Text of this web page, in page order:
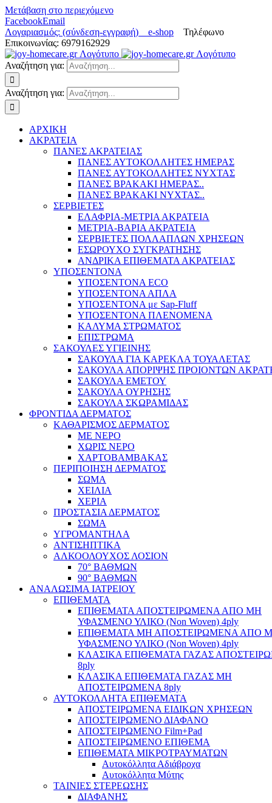
Μετάβαση στο περιεχόμενο
FacebookEmail
Λογαριασμός: (σύνδεση-εγγραφή) e-shop Τηλέφωνο
Επικοινωνίας: 6979162929
Αναζήτηση για:
Αναζήτηση για:
ΑΡΧΙΚΗ
ΑΚΡΑΤΕΙΑ
ΠΑΝΕΣ ΑΚΡΑΤΕΙΑΣ
ΠΑΝΕΣ ΑΥΤΟΚΟΛΛΗΤΕΣ ΗΜΕΡΑΣ
ΠΑΝΕΣ ΑΥΤΟΚΟΛΛΗΤΕΣ ΝΥΧΤΑΣ
ΠΑΝΕΣ ΒΡΑΚΑΚΙ ΗΜΕΡΑΣ..
ΠΑΝΕΣ ΒΡΑΚΑΚΙ ΝΥΧΤΑΣ..
ΣΕΡΒΙΕΤΕΣ
ΕΛΑΦΡΙΑ-ΜΕΤΡΙΑ ΑΚΡΑΤΕΙΑ
ΜΕΤΡΙΑ-ΒΑΡΙΑ ΑΚΡΑΤΕΙΑ
ΣΕΡΒΙΕΤΕΣ ΠΟΛΛΑΠΛΩΝ ΧΡΗΣΕΩΝ
ΕΣΩΡΟΥΧΟ ΣΥΓΚΡΑΤΗΣΗΣ
ΑΝΔΡΙΚΑ ΕΠΙΘΕΜΑΤΑ ΑΚΡΑΤΕΙΑΣ
ΥΠΟΣΕΝΤΟΝΑ
ΥΠΟΣΕΝΤΟΝΑ ECO
ΥΠΟΣΕΝΤΟΝΑ ΑΠΛΑ
ΥΠΟΣΕΝΤΟΝΑ με Sap-Fluff
ΥΠΟΣΕΝΤΟΝΑ ΠΛΕΝΟΜΕΝΑ
ΚΑΛΥΜΑ ΣΤΡΩΜΑΤΟΣ
ΕΠΙΣΤΡΩΜΑ
ΣΑΚΟΥΛΕΣ ΥΓΙΕΙΝΗΣ
ΣΑΚΟΥΛΑ ΓΙΑ ΚΑΡΕΚΛΑ ΤΟΥΑΛΕΤΑΣ
ΣΑΚΟΥΛΑ ΑΠΟΡΙΨΗΣ ΠΡΟΙΟΝΤΩΝ
ΣΑΚΟΥΛΑ ΕΜΕΤΟΥ
ΣΑΚΟΥΛΑ ΟΥΡΗΣΗΣ
ΣΑΚΟΥΛΑ ΣΚΩΡΑΜΙΔΑΣ
ΦΡΟΝΤΙΔΑ ΔΕΡΜΑΤΟΣ
ΚΑΘΑΡΙΣΜΟΣ ΔΕΡΜΑΤΟΣ
ΜΕ ΝΕΡΟ
ΧΩΡΙΣ ΝΕΡΟ
ΧΑΡΤΟΒΑΜΒΑΚΑΣ
ΠΕΡΙΠΟΙΗΣΗ ΔΕΡΜΑΤΟΣ
ΣΩΜΑ
ΧΕΙΛΙΑ
ΧΕΡΙΑ
ΠΡΟΣΤΑΣΙΑ ΔΕΡΜΑΤΟΣ
ΣΩΜΑ
ΥΓΡΟΜΑΝΤΗΛΑ
ΑΝΤΙΣΗΠΤΙΚΑ
ΑΛΚΟΟΛΟΥΧΟΣ ΛΟΣΙΟΝ
70° ΒΑΘΜΩΝ
90° ΒΑΘΜΩΝ
ΑΝΑΛΩΣΙΜΑ ΙΑΤΡΕΙΟΥ
ΕΠΙΘΕΜΑΤΑ
ΕΠΙΘΕΜΑΤΑ ΑΠΟΣΤΕΙΡΩΜΕΝΑ ΑΠΟ ΜΗ
ΥΦΑΣΜΕΝΟ ΥΛΙΚΟ (Non Woven) 4ply
ΕΠΙΘΕΜΑΤΑ ΜΗ ΑΠΟΣΤΕΙΡΩΜΕΝΑ ΑΠΟ
ΥΦΑΣΜΕΝΟ ΥΛΙΚΟ (Non Woven) 4ply
ΚΛΑΣΙΚΑ ΕΠΙΘΕΜΑΤΑ ΓΑΖΑΣ
8ply
ΚΛΑΣΙΚΑ ΕΠΙΘΕΜΑΤΑ ΓΑΖΑΣ ΜΗ
ΑΠΟΣΤΕΙΡΩΜΕΝΑ 8ply
ΑΥΤΟΚΟΛΛΗΤΑ ΕΠΙΘΕΜΑΤΑ
ΑΠΟΣΤΕΙΡΩΜΕΝΑ ΕΙΔΙΚΩΝ ΧΡΗΣΕΩΝ
ΑΠΟΣΤΕΙΡΩΜΕΝΟ ΔΙΑΦΑΝΟ
ΑΠΟΣΤΕΙΡΩΜΕΝΟ Film+Pad
ΑΠΟΣΤΕΙΡΩΜΕΝΟ ΕΠΙΘΕΜΑ
ΕΠΙΘΕΜΑΤΑ ΜΙΚΡΟΤΡΑΥΜΑΤΩΝ
Αυτοκόλλητα Αδιάβροχα
Αυτοκόλλητα Μύτης
ΤΑΙΝΙΕΣ ΣΤΕΡΕΩΣΗΣ
ΔΙΑΦΑΝΗΣ